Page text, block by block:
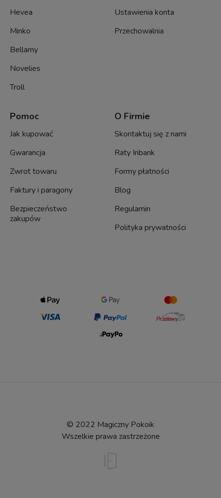
Hevea
Minko
Bellamy
Novelies
Troll
Ustawienia konta
Przechowalnia
Pomoc
Jak kupować
Gwarancja
Zwrot towaru
Faktury i paragony
Bezpieczeństwo
zakupów
O Firmie
Skontaktuj się z nami
Raty Inbank
Formy płatności
Blog
Regulamin
Polityka prywatności
© 2022 Magiczny Pokoik
Wszelkie prawa zastrzeżone